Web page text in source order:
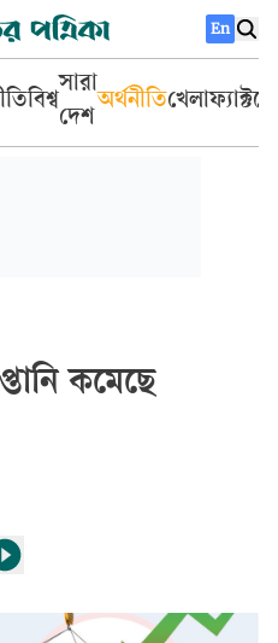
En
বিশ্ব
সারা
দেশ
অর্থনীতিখেলা
কমেছে